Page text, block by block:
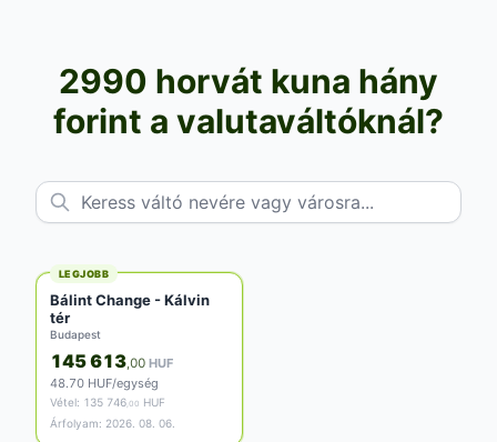
2990 horvát kuna hány
forint a valutaváltóknál?
LEGJOBB
Bálint Change - Kálvin
tér
Budapest
145 613 ,00 HUF
48.70 HUF/egység
Vétel: 135 746 ,00 HUF
Árfolyam: 2026. 08. 06.